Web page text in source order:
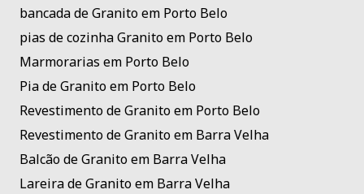
bancada de Granito em Porto Belo
pias de cozinha Granito em Porto Belo
Marmorarias em Porto Belo
Pia de Granito em Porto Belo
Revestimento de Granito em Porto Belo
Revestimento de Granito em Barra Velha
Balcão de Granito em Barra Velha
Lareira de Granito em Barra Velha